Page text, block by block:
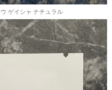
ゲイシャ ナチュラル